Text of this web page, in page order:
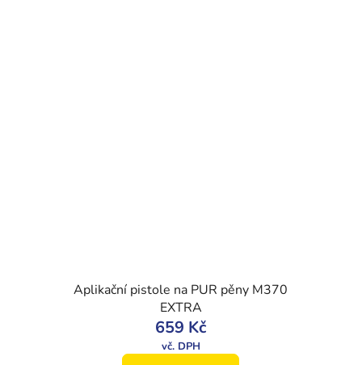
Aplikační pistole na PUR pěny M370
EXTRA
659 Kč